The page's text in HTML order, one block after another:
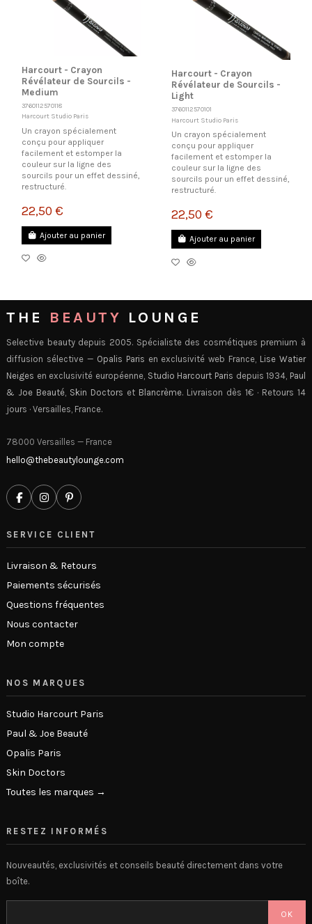
Harcourt - Crayon
Révélateur de Sourcils -
Medium
3760112570118
Harcourt Studio Paris
Un crayon spécialement
conçu pour appliquer
facilement et estomper la
couleur sur la ligne des
sourcils pour un effet dessiné,
restructuré.
22,50 €
Ajouter au panier
Harcourt - Crayon
Révélateur de Sourcils -
Light
3760112570101
Harcourt Studio Paris
Un crayon spécialement
conçu pour appliquer
facilement et estomper la
couleur sur la ligne des
sourcils pour un effet dessiné,
restructuré.
22,50 €
Ajouter au panier
THE BEAUTY LOUNGE
Selective beauty depuis 2005. Spécialiste des cosmétiques premium à
diffusion sélective — Opalis Paris en exclusivité web France, Lise Watier
Neiges en exclusivité européenne, Studio Harcourt Paris depuis 1934, Paul
& Joe Beauté, Skin Doctors et Blancrème. Livraison dès 1€ · Retours 14
jours · Versailles, France.
78000 Versailles — France
hello@thebeautylounge.com
SERVICE CLIENT
Livraison & Retours
Paiements sécurisés
Questions fréquentes
Nous contacter
Mon compte
NOS MARQUES
Studio Harcourt Paris
Paul & Joe Beauté
Opalis Paris
Skin Doctors
Toutes les marques →
RESTEZ INFORMÉS
Nouveautés, exclusivités et conseils beauté directement dans votre
boîte.
OK